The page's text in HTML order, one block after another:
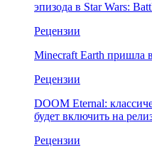
эпизода в Star Wars:
Рецензии
Minecraft Earth пришла
Рецензии
DOOM Eternal:
будет включить на
Рецензии